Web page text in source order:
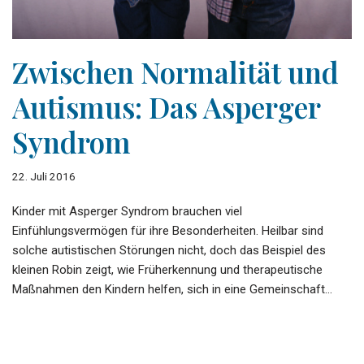
Zwischen Normalität und
Autismus: Das Asperger
Syndrom
22. Juli 2016
Kinder mit Asperger Syndrom brauchen viel
Einfühlungsvermögen für ihre Besonderheiten. Heilbar sind
solche autistischen Störungen nicht, doch das Beispiel des
kleinen Robin zeigt, wie Früherkennung und therapeutische
Maßnahmen den Kindern helfen, sich in eine Gemeinschaft…